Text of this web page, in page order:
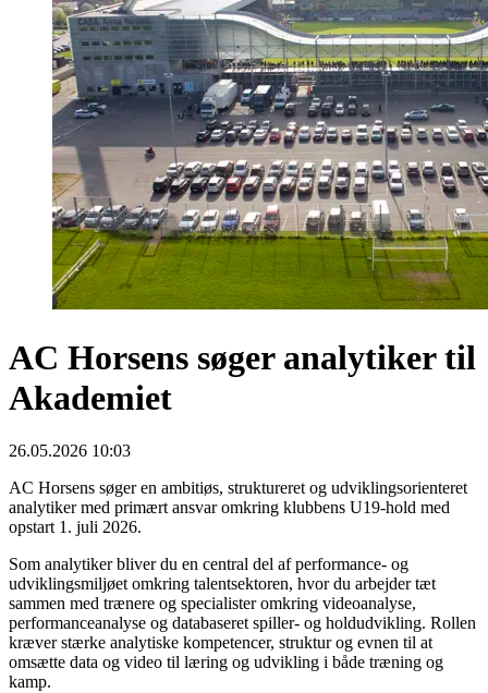
AC Horsens søger analytiker til
Akademiet
26.05.2026 10:03
AC Horsens søger en ambitiøs, struktureret og udviklingsorienteret
analytiker med primært ansvar omkring klubbens U19-hold med
opstart 1. juli 2026.
Som analytiker bliver du en central del af performance- og
udviklingsmiljøet omkring talentsektoren, hvor du arbejder tæt
sammen med trænere og specialister omkring videoanalyse,
performanceanalyse og databaseret spiller- og holdudvikling. Rollen
kræver stærke analytiske kompetencer, struktur og evnen til at
omsætte data og video til læring og udvikling i både træning og
kamp.